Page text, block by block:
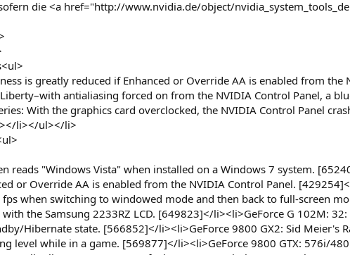
die <a href="http://www.nvidia.de/object/
is greatly reduced if Enhanced or Override AA is enabled from
antialiasing forced on from the NVIDIA Control Panel, a
With the graphics card overclocked, the NVIDIA Control Panel
li></ul></li>
reads "Windows Vista" when installed on a Windows 7 system.
or Override AA is enabled from the NVIDIA Control Panel.
when switching to windowed mode and then back to full-screen
the Samsung 2233RZ LCD. [649823]</li><li>GeForce G 102M:
Hibernate state. [566852]</li><li>GeForce 9800 GX2: Sid Meier's
level while in a game. [569877]</li><li>GeForce 9800 GTX: 576i/